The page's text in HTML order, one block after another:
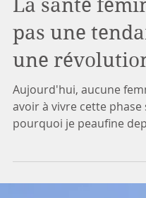
Santé de la femme
La santé
pas une
une
Aujourd'hui, aucune
transformationnel sur